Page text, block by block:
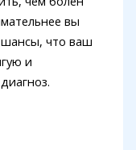
вы
что ваш
и